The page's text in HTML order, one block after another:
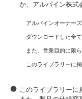
か、アルパイン株式
アルパインオーナー
ダウンロードした全
また、営業目的に限
このライブラリーに
このライブラリーに